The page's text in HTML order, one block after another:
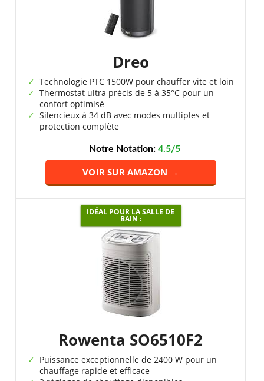
Dreo
Technologie PTC 1500W pour chauffer vite et loin
Thermostat ultra précis de 5 à 35°C pour un
confort optimisé
Silencieux à 34 dB avec modes multiples et
protection complète
Notre Notation:4.5/5
VOIR SUR AMAZON →
IDÉAL POUR LA SALLE DE
BAIN :
Rowenta SO6510F2
Puissance exceptionnelle de 2400 W pour un
chauffage rapide et efficace